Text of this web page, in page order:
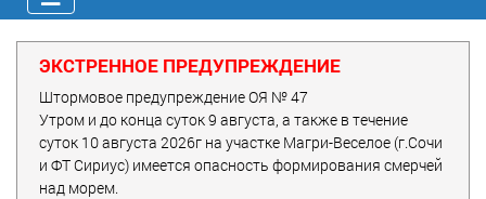
ЭКСТРЕННОЕ ПРЕДУПРЕЖДЕНИЕ
Штормовое предупреждение ОЯ № 47
Утром и до конца суток 9 августа, а также в течение
суток 10 августа 2026г на участке Магри-Веселое (г.Сочи
и ФТ Сириус) имеется опасность формирования смерчей
над морем.